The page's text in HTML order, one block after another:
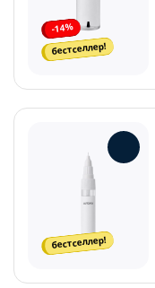
-14%
бестселлер!
бестселлер!